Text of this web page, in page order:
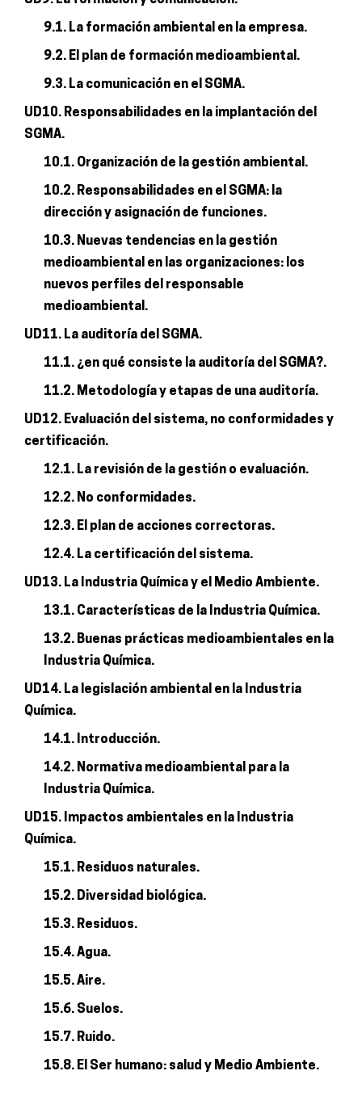
9.1. La formación ambiental en la empresa.
9.2. El plan de formación medioambiental.
9.3. La comunicación en el SGMA.
UD10. Responsabilidades en la implantación del
SGMA.
10.1. Organización de la gestión ambiental.
10.2. Responsabilidades en el SGMA: la
dirección y asignación de funciones.
10.3. Nuevas tendencias en la gestión
medioambiental en las organizaciones: los
nuevos perfiles del responsable
medioambiental.
UD11. La auditoría del SGMA.
11.1. ¿en qué consiste la auditoría del SGMA?.
11.2. Metodología y etapas de una auditoría.
UD12. Evaluación del sistema, no conformidades y
certificación.
12.1. La revisión de la gestión o evaluación.
12.2. No conformidades.
12.3. El plan de acciones correctoras.
12.4. La certificación del sistema.
UD13. La Industria Química y el Medio Ambiente.
13.1. Características de la Industria Química.
13.2. Buenas prácticas medioambientales en la
Industria Química.
UD14. La legislación ambiental en la Industria
Química.
14.1. Introducción.
14.2. Normativa medioambiental para la
Industria Química.
UD15. Impactos ambientales en la Industria
Química.
15.1. Residuos naturales.
15.2. Diversidad biológica.
15.3. Residuos.
15.4. Agua.
15.5. Aire.
15.6. Suelos.
15.7. Ruido.
15.8. El Ser humano: salud y Medio Ambiente.